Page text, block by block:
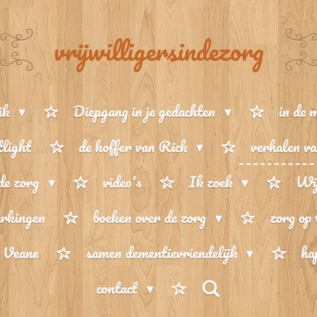
vrijwilligersindezorg
Diepgang in je gedachten in de
de koffer van Rick
verhalen
zorg
video's Ik zoek
boeken over de zorg
zorg
samen dementievriendelijk
contact